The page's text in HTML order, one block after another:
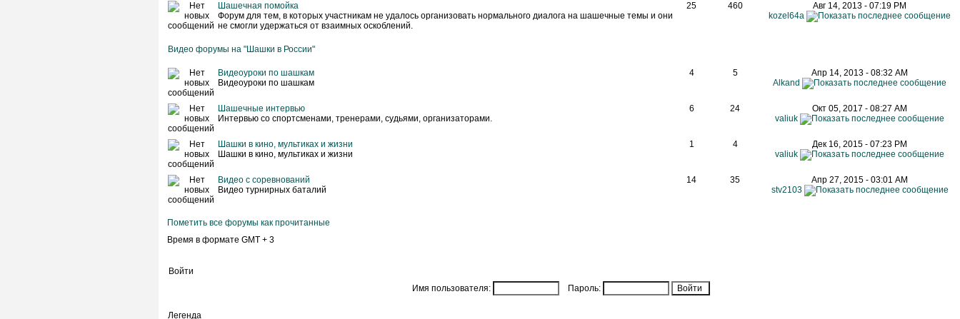
Шашечная помойка
Форум для тем, в которых участникам не удалось организовать нормального диалога на шашечные темы и они
не смогли удержаться от взаимных оскоблений.
25 460
Авг 14, 2013 - 07:19 PM
kozel64a
Видео форумы на "Шашки в России"
Видеоуроки по шашкам
Видеоуроки по шашкам
4 5
Апр 14, 2013 - 08:32 AM
Alkand
Шашечные интервью
Интервью со спортсменами, тренерами, судьями, организаторами.
6 24
Окт 05, 2017 - 08:27 AM
valiuk
Шашки в кино, мультиках и жизни
Шашки в кино, мультиках и жизни
1 4
Дек 16, 2015 - 07:23 PM
valiuk
Видео с соревнований
Видео турнирных баталий
14 35
Апр 27, 2015 - 03:01 AM
stv2103
Пометить все форумы как прочитанные
Время в формате GMT + 3
Войти
Имя пользователя:
Пароль:
Легенда